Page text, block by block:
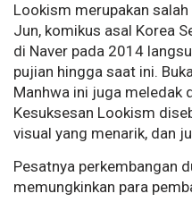
Lookism merupakan
Jun, komikus asal Korea
di Naver pada 2014
pujian hingga saat ini.
Manhwa ini juga meledak
Kesuksesan Lookism
visual yang menarik, dan
Pesatnya perkembangan
memungkinkan para